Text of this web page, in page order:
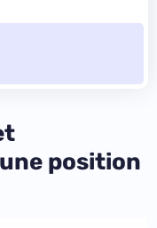
position